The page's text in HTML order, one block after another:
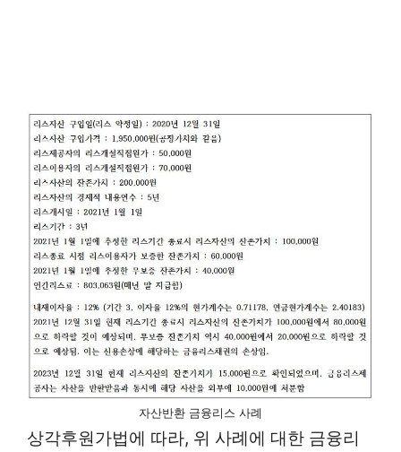
자산반환 금융리스 사례
상각후원가법에 따라, 위 사례에 대한 금융리